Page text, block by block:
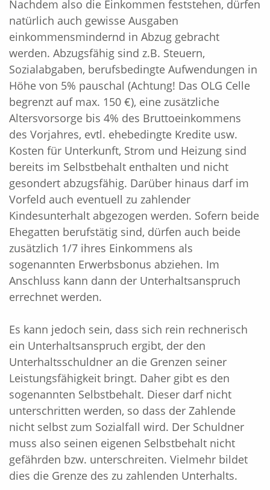
Nachdem also die Einkommen feststehen, dürfen
natürlich auch gewisse Ausgaben
einkommensmindernd in Abzug gebracht
werden. Abzugsfähig sind z.B. Steuern,
Sozialabgaben, berufsbedingte Aufwendungen in
Höhe von 5% pauschal (Achtung! Das OLG Celle
begrenzt auf max. 150 €), eine zusätzliche
Altersvorsorge bis 4% des Bruttoeinkommens
des Vorjahres, evtl. ehebedingte Kredite usw.
Kosten für Unterkunft, Strom und Heizung sind
bereits im Selbstbehalt enthalten und nicht
gesondert abzugsfähig. Darüber hinaus darf im
Vorfeld auch eventuell zu zahlender
Kindesunterhalt abgezogen werden. Sofern beide
Ehegatten berufstätig sind, dürfen auch beide
zusätzlich 1/7 ihres Einkommens als
sogenannten Erwerbsbonus abziehen. Im
Anschluss kann dann der Unterhaltsanspruch
errechnet werden.
Es kann jedoch sein, dass sich rein rechnerisch
ein Unterhaltsanspruch ergibt, der den
Unterhaltsschuldner an die Grenzen seiner
Leistungsfähigkeit bringt. Daher gibt es den
sogenannten Selbstbehalt. Dieser darf nicht
unterschritten werden, so dass der Zahlende
nicht selbst zum Sozialfall wird. Der Schuldner
muss also seinen eigenen Selbstbehalt nicht
gefährden bzw. unterschreiten. Vielmehr bildet
dies die Grenze des zu zahlenden Unterhalts.